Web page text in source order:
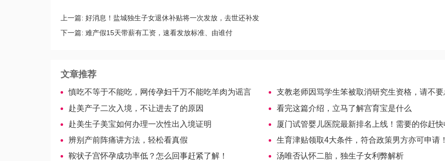
上一篇: 好消息！盐城独生子女退休补贴将一次发放，去世还补发
下一篇: 难产假15天带薪有工资，速看发放标准、由谁付
文章推荐
慎吃不等于不能吃，网传孕妇千万不能吃羊肉为谣言
支教老师因骂学生笨被取消研究生资格，请不要总说孩
赴美产子​二次入境，不让进去了的原因
看完这篇介绍，立马了解宫育宝是什么
赴美生子美宝如何办理一次性出入境证明
厦门试管婴儿医院最新排名上线！需要的你赶
辨别产前阵痛讲方法，轻松看真假
生育津贴领取4大条件，符合政策男方亦可申请！
鞍状子宫怀孕成功率低？怎么回事赶紧了解！
汤唯否认怀二胎，独生子女利弊解析